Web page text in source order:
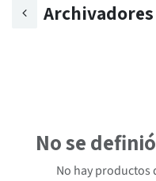
Archivadores
No se
No hay productos